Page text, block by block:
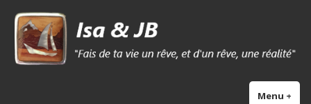
Skip
content
Isa & Jb blog
Menu +